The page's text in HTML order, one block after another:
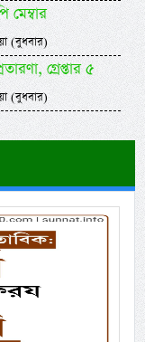
মেম্বার
(বুধবার)
গ্রেপ্তার ৫
(বুধবার)